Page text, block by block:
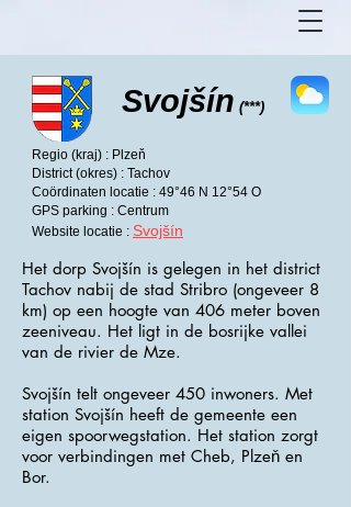
Svojšín (***)
Regio (kraj) : Plzeň
District (okres) : Tachov
Coördinaten locatie : 49°46 N 12°54 O
GPS parking : Centrum
Website locatie : Svojšín
Het dorp Svojšín is gelegen in het district
Tachov nabij de stad Stribro (ongeveer 8
km) op een hoogte van 406 meter boven
zeeniveau. Het ligt in de bosrijke vallei
van de rivier de Mze.
Svojšín telt ongeveer 450 inwoners. Met
station Svojšín heeft de gemeente een
eigen spoorwegstation. Het station zorgt
voor verbindingen met Cheb, Plzeň en
Bor.